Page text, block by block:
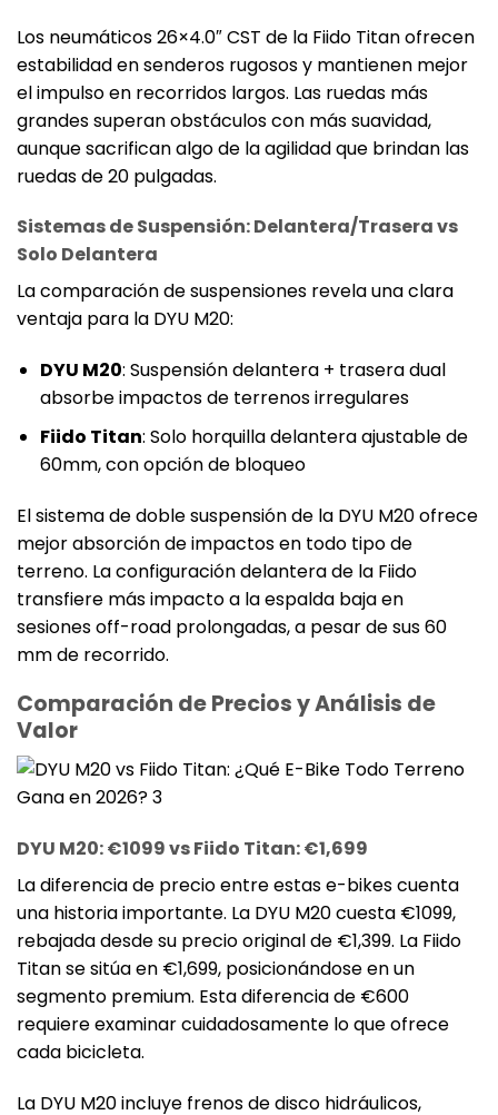
Los neumáticos 26×4.0″ CST de la Fiido Titan ofrecen
estabilidad en senderos rugosos y mantienen mejor
el impulso en recorridos largos. Las ruedas más
grandes superan obstáculos con más suavidad,
aunque sacrifican algo de la agilidad que brindan las
ruedas de 20 pulgadas.
Sistemas de Suspensión: Delantera/Trasera vs
Solo Delantera
La comparación de suspensiones revela una clara
ventaja para la DYU M20:
DYU M20: Suspensión delantera + trasera dual
absorbe impactos de terrenos irregulares
Fiido Titan: Solo horquilla delantera ajustable de
60mm, con opción de bloqueo
El sistema de doble suspensión de la DYU M20 ofrece
mejor absorción de impactos en todo tipo de
terreno. La configuración delantera de la Fiido
transfiere más impacto a la espalda baja en
sesiones off-road prolongadas, a pesar de sus 60
mm de recorrido.
Comparación de Precios y Análisis de
Valor
DYU M20: €1099 vs Fiido Titan: €1,699
La diferencia de precio entre estas e-bikes cuenta
una historia importante. La DYU M20 cuesta €1099,
rebajada desde su precio original de €1,399. La Fiido
Titan se sitúa en €1,699, posicionándose en un
segmento premium. Esta diferencia de €600
requiere examinar cuidadosamente lo que ofrece
cada bicicleta.
La DYU M20 incluye frenos de disco hidráulicos,